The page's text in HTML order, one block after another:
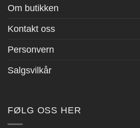
Om butikken
Kontakt oss
Personvern
Salgsvilkår
FØLG OSS HER